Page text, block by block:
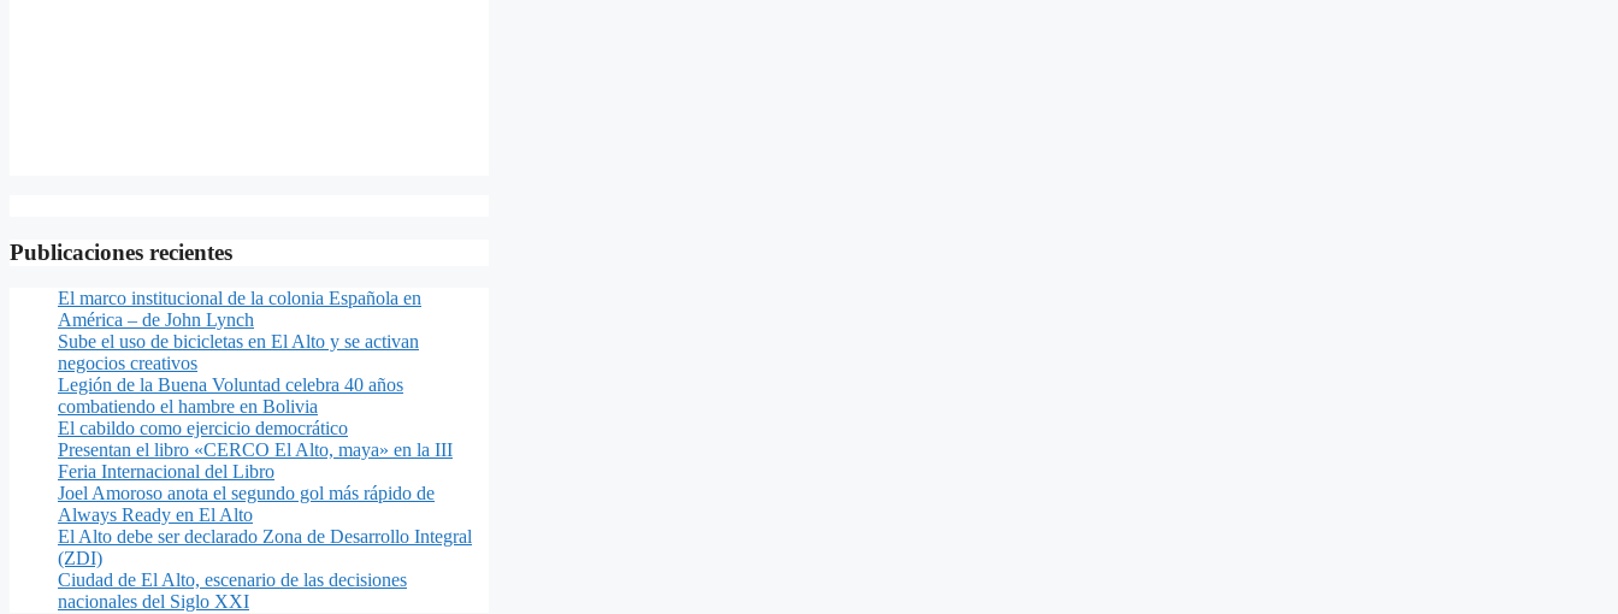
Publicaciones recientes
El marco institucional de la colonia Española en
América – de John Lynch
Sube el uso de bicicletas en El Alto y se activan
negocios creativos
Legión de la Buena Voluntad celebra 40 años
combatiendo el hambre en Bolivia
El cabildo como ejercicio democrático
Presentan el libro «CERCO El Alto, maya» en la III
Feria Internacional del Libro
Joel Amoroso anota el segundo gol más rápido de
Always Ready en El Alto
El Alto debe ser declarado Zona de Desarrollo Integral
(ZDI)
Ciudad de El Alto, escenario de las decisiones
nacionales del Siglo XXI